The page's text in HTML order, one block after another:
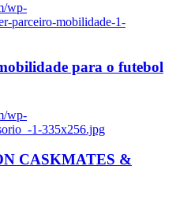
wp-
parceiro-mobilidade-1-
para o futebol
wp-
1-335x256.jpg
CASKMATES &